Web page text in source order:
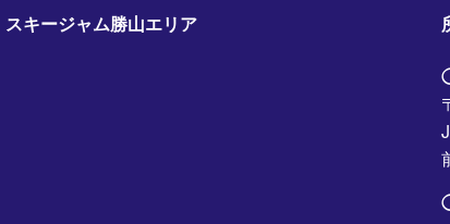
スキージャム勝山エリア